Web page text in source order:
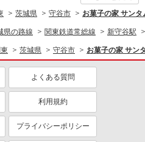
茨城県 守谷市 お菓子の家 サン
県の路線 関東鉄道常総線 新守谷駅
茨城県 守谷市 お菓子の家 サン
よくある質問
利用規約
プライバシーポリシー